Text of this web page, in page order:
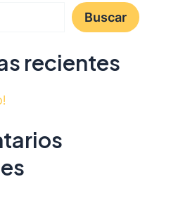
Buscar
recientes